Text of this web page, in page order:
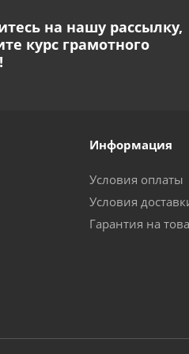
на нашу рассылку,
курс грамотного
Информация
Условия оплаты
Условия
Гарантия на